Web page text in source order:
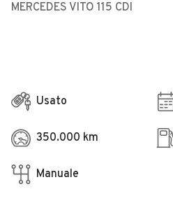
MERCEDES VITO 115 CDI
Usato
350.000 km
Manuale